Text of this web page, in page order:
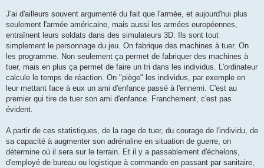
J'ai d'ailleurs souvent argumenté du fait que l'armée, et aujourd'hui plus
seulement l'armée américaine, mais aussi les armées européennes,
entraînent leurs soldats dans des simulateurs 3D. Ils sont tout
simplement le personnage du jeu. On fabrique des machines à tuer. On
les programme. Non seulement ça permet de fabriquer des machines à
tuer, mais en plus ça permet de faire un tri dans les individus. L'ordinateur
calcule le temps de réaction. On "piège" les individus, par exemple en
leur mettant face à eux un ami d'enfance passé à l'ennemi. C'est au
premier qui tire de tuer son ami d'enfance. Franchement, c'est pas
évident.
A partir de ces statistiques, de la rage de tuer, du courage de l'individu, de
sa capacité à augmenter son adrénaline en situation de guerre, on
détermine où il sera sur le terrain. Et il y a passablement d'échelons,
d'employé de bureau ou logistique à commando en passant par sanitaire,